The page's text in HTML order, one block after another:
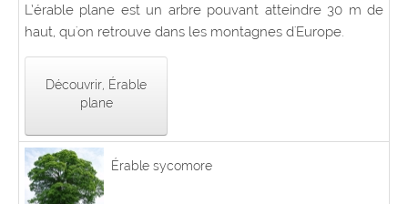
L’érable plane est un arbre pouvant atteindre 30 m de
haut, qu'on retrouve dans les montagnes d'Europe.
Découvrir, Érable
plane
Érable sycomore